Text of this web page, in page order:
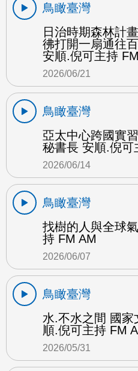
鳥瞰臺灣
日治時期森林計
彿打開一扇通往
安順.倪可主持
2026/06/21
鳥瞰臺灣
亞太中心跨國實
秘書長 安順.倪可
2026/06/14
鳥瞰臺灣
找樹的人與全球
持 FM AM
2026/06/07
鳥瞰臺灣
水.不水之間 國家
順.倪可主持 FM
2026/05/31